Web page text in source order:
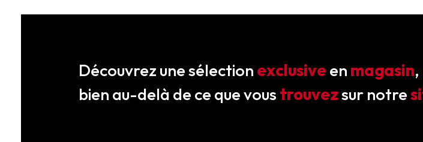
Découvrez une sélection exclusive en magasin,
bien au-delà de ce que vous trouvezsur notre